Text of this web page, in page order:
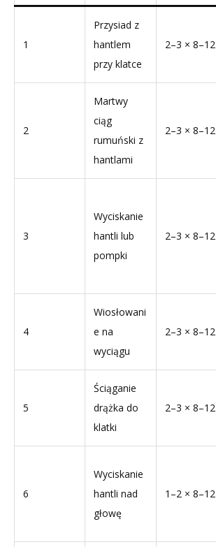
1
Przysiad z
hantlem
przy klatce
2–3 × 8–12
2
Martwy
ciąg
rumuński z
hantlami
2–3 × 8–12
3
Wyciskanie
hantli lub
pompki
2–3 × 8–12
4
Wiosłowani
e na
wyciągu
2–3 × 8–12
5
Ściąganie
drążka do
klatki
2–3 × 8–12
6
Wyciskanie
hantli nad
głowę
1–2 × 8–12